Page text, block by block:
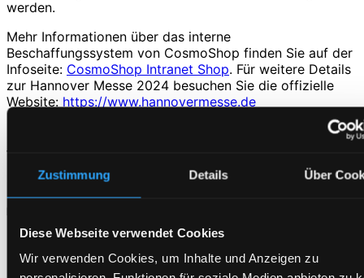
Zustimmung Details Über
Diese Webseite verwendet Cookies
Wir verwenden Cookies, um Inhalte und Anzeigen zu
werden.
Mehr Informationen über das interne
Beschaffungssystem von CosmoShop finden Sie auf der
Infoseite: CosmoShop Intranet Shop. Für weitere Details
zur Hannover Messe 2024 besuchen Sie die offizielle
Website: https://www.hannovermesse.de
Hier finden Sie unser
Jetzt Termin vereinbaren:
Fehler:Kontaktformular wurde nicht gefunden.
Teilen auf LinkedIn